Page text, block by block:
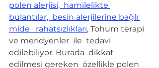
polen alerjisi,  hamilelikte
bulantılar,  besin alerjilerine bağlı
mide   rahatsızlıkları, Tohum terapi
ve meridyenler  ile  tedavi
edilebiliyor. Burada  dikkat
edilmesi gereken  özellikle polen